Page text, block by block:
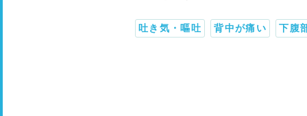
吐き気・嘔吐 背中が痛い 下腹